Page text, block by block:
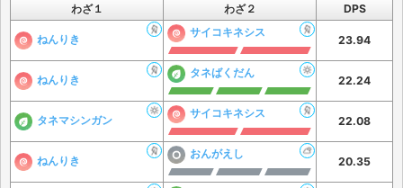
わざ１ わざ２ DPS
ねんりき
サイコキネシス
23.94
ねんりき
タネばくだん
22.24
タネマシンガン
サイコキネシス
22.08
ねんりき
おんがえし
20.35